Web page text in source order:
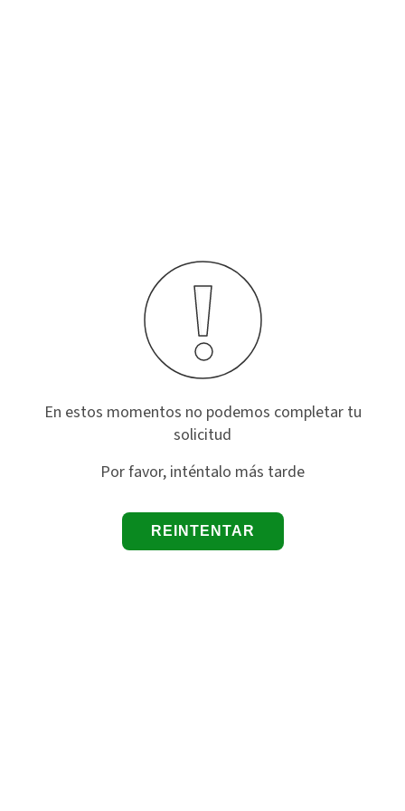
En estos momentos no podemos completar tu
solicitud
Por favor, inténtalo más tarde
REINTENTAR